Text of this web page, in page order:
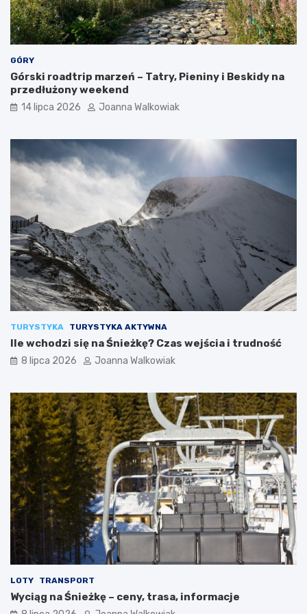
GÓRY
Górski roadtrip marzeń – Tatry, Pieniny i Beskidy na
przedłużony weekend
14 lipca 2026 Joanna Walkowiak
TURYSTYKA TURYSTYKA AKTYWNA
Ile wchodzi się na Śnieżkę? Czas wejścia i trudność
8 lipca 2026 Joanna Walkowiak
LOTY TRANSPORT
Wyciąg na Śnieżkę – ceny, trasa, informacje